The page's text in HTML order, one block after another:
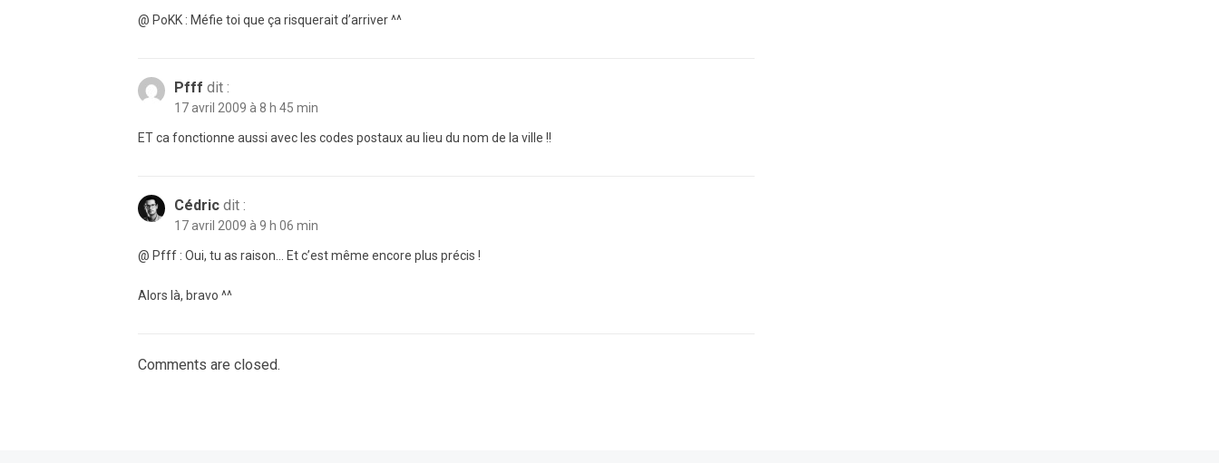
@ PoKK : Méfie toi que ça risquerait d’arriver ^^
Pfff dit :
17 avril 2009 à 8 h 45 min
ET ca fonctionne aussi avec les codes postaux au lieu du nom de la ville !!
Cédric dit :
17 avril 2009 à 9 h 06 min
@ Pfff : Oui, tu as raison… Et c’est même encore plus précis !
Alors là, bravo ^^
Comments are closed.